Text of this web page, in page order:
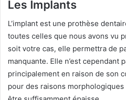
Les Implants
L’implant est une prothèse
toutes celles que nous avons vu
soit votre cas, elle permettra de
manquante. Elle n’est cependant
principalement en raison de son
pour des raisons